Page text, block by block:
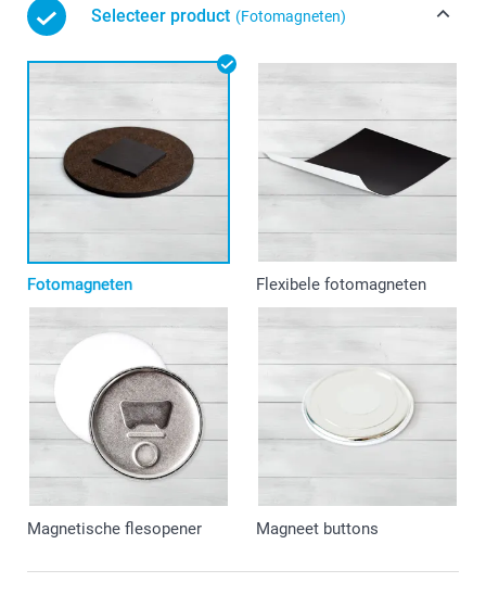
Selecteer product (Fotomagneten)
Fotomagneten Flexibele fotomagneten
Magnetische flesopener Magneet buttons